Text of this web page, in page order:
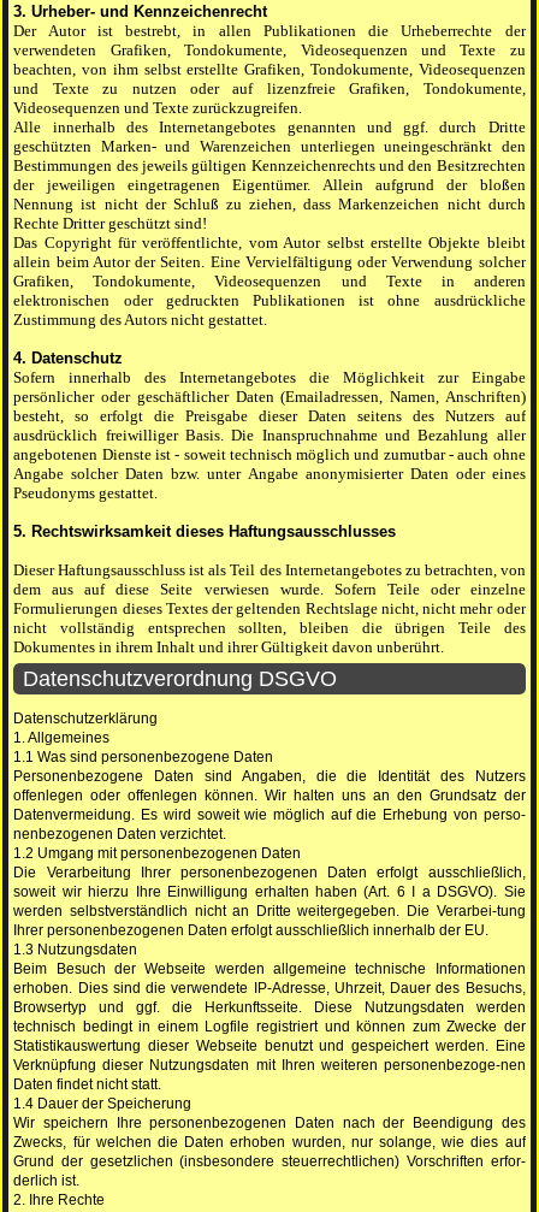
3. Urheber- und Kennzeichenrecht
Der Autor ist bestrebt, in allen Publikationen die Urheberrechte der
verwendeten Grafiken, Tondokumente, Videosequenzen und Texte zu
beachten, von ihm selbst erstellte Grafiken, Tondokumente, Videosequenzen
und Texte zu nutzen oder auf lizenzfreie Grafiken, Tondokumente,
Videosequenzen und Texte zurückzugreifen.
Alle innerhalb des Internetangebotes genannten und ggf. durch Dritte
geschützten Marken- und Warenzeichen unterliegen uneingeschränkt den
Bestimmungen des jeweils gültigen Kennzeichenrechts und den Besitzrechten
der jeweiligen eingetragenen Eigentümer. Allein aufgrund der bloßen
Nennung ist nicht der Schluß zu ziehen, dass Markenzeichen nicht durch
Rechte Dritter geschützt sind!
Das Copyright für veröffentlichte, vom Autor selbst erstellte Objekte bleibt
allein beim Autor der Seiten. Eine Vervielfältigung oder Verwendung solcher
Grafiken, Tondokumente, Videosequenzen und Texte in anderen
elektronischen oder gedruckten Publikationen ist ohne ausdrückliche
Zustimmung des Autors nicht gestattet.
4. Datenschutz
Sofern innerhalb des Internetangebotes die Möglichkeit zur Eingabe
persönlicher oder geschäftlicher Daten (Emailadressen, Namen, Anschriften)
besteht, so erfolgt die Preisgabe dieser Daten seitens des Nutzers auf
ausdrücklich freiwilliger Basis. Die Inanspruchnahme und Bezahlung aller
angebotenen Dienste ist - soweit technisch möglich und zumutbar - auch ohne
Angabe solcher Daten bzw. unter Angabe anonymisierter Daten oder eines
Pseudonyms gestattet.
5. Rechtswirksamkeit dieses Haftungsausschlusses
Dieser Haftungsausschluss ist als Teil des Internetangebotes zu betrachten, von
dem aus auf diese Seite verwiesen wurde. Sofern Teile oder einzelne
Formulierungen dieses Textes der geltenden Rechtslage nicht, nicht mehr oder
nicht vollständig entsprechen sollten, bleiben die übrigen Teile des
Dokumentes in ihrem Inhalt und ihrer Gültigkeit davon unberührt.
Datenschutzverordnung DSGVO
Datenschutzerklärung
1. Allgemeines
1.1 Was sind personenbezogene Daten
Personenbezogene Daten sind Angaben, die die Identität des Nutzers
offenlegen oder offenlegen können. Wir halten uns an den Grundsatz der
Datenvermeidung. Es wird soweit wie möglich auf die Erhebung von perso-
nenbezogenen Daten verzichtet.
1.2 Umgang mit personenbezogenen Daten
Die Verarbeitung Ihrer personenbezogenen Daten erfolgt ausschließlich,
soweit wir hierzu Ihre Einwilligung erhalten haben (Art. 6 I a DSGVO). Sie
werden selbstverständlich nicht an Dritte weitergegeben. Die Verarbei-tung
Ihrer personenbezogenen Daten erfolgt ausschließlich innerhalb der EU.
1.3 Nutzungsdaten
Beim Besuch der Webseite werden allgemeine technische Informationen
erhoben. Dies sind die verwendete IP-Adresse, Uhrzeit, Dauer des Besuchs,
Browsertyp und ggf. die Herkunftsseite. Diese Nutzungsdaten werden
technisch bedingt in einem Logfile registriert und können zum Zwecke der
Statistikauswertung dieser Webseite benutzt und gespeichert werden. Eine
Verknüpfung dieser Nutzungsdaten mit Ihren weiteren personenbezoge-nen
Daten findet nicht statt.
1.4 Dauer der Speicherung
Wir speichern Ihre personenbezogenen Daten nach der Beendigung des
Zwecks, für welchen die Daten erhoben wurden, nur solange, wie dies auf
Grund der gesetzlichen (insbesondere steuerrechtlichen) Vorschriften erfor-
derlich ist.
2. Ihre Rechte